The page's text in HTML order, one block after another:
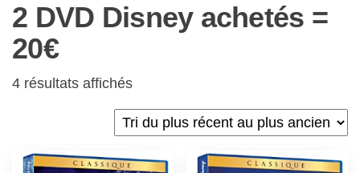
2 DVD Disney achetés =
20€
4 résultats affichés